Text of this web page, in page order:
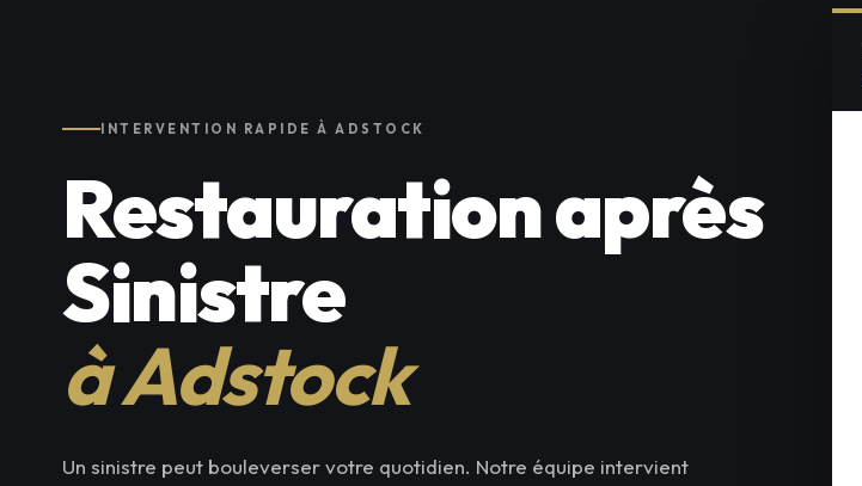
INTERVENTION RAPIDE À ADSTOCK
Restauration après
Sinistre
à Adstock
Un sinistre peut bouleverser votre quotidien. Notre équipe intervient